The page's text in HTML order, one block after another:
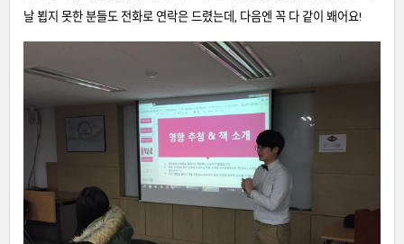
날 뵙지 못한 분들도 전화로 연락은 드렸는데, 다음엔 꼭 다 같이 봬어요!